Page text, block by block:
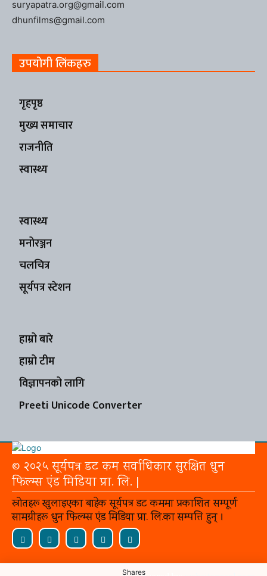
suryapatra.org@gmail.com
dhunfilms@gmail.com
उपयोगी लिंकहरु
गृहपृष्ठ
मुख्य समाचार
राजनीति
स्वास्थ्य
स्वास्थ्य
मनोरञ्जन
चलचित्र
सूर्यपत्र स्टेशन
हाम्रो बारे
हाम्रो टीम
विज्ञापनको लागि
Preeti Unicode Converter
© २०२५ सूर्यपत्र डट कम सर्वाधिकार सुरक्षित धुन
फिल्म्स एंड मिडिया प्रा. लि. |
स्रोतहरू खुलाइएका बाहेक सूर्यपत्र डट कममा प्रकाशित सम्पूर्ण
सामग्रीहरू धुन फिल्म्स एंड मिडिया प्रा. लि.का सम्पत्ति हुन् ।
Shares